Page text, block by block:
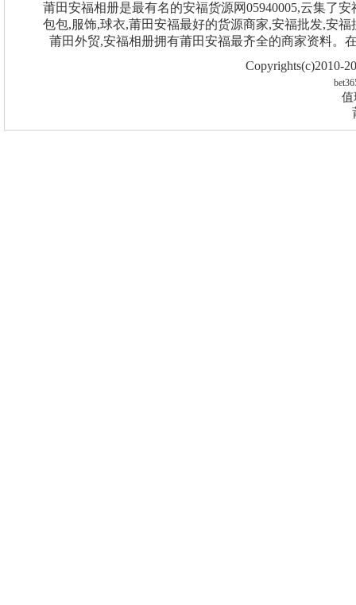
莆田安福相册是最有名的安福货源网05940005,云集了
包包,服饰,球衣,莆田安福最好的货源商家,安福批发,安
莆田外贸,安福相册拥有莆田安福最齐全的商家资料。
Copyrights(c)2010-
值